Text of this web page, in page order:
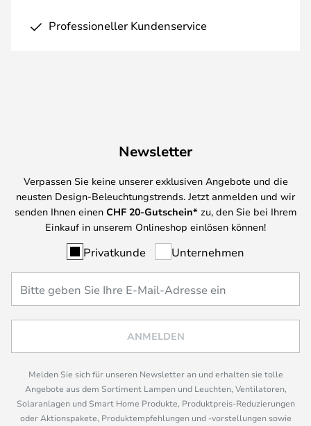
Professioneller Kundenservice
Newsletter
Verpassen Sie keine unserer exklusiven Angebote und die
neusten Design-Beleuchtungstrends. Jetzt anmelden und wir
senden Ihnen einen CHF 20-Gutschein* zu, den Sie bei Ihrem
Einkauf in unserem Onlineshop einlösen können!
Privatkunde Unternehmen
ANMELDEN
Melden Sie sich für unseren Newsletter an und erhalten sie tolle
Angebote aus dem Sortiment Lampen und Leuchten, Ventilatoren,
Solaranlagen und Smart Home Produkte, Produktpreis-Reduzierungen
oder Aktionspakete, Produktempfehlungen und -vorstellungen sowie